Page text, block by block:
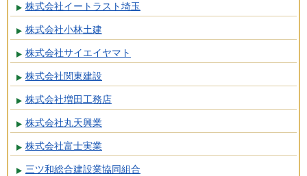
株式会社イートラスト埼玉
株式会社小林土建
株式会社サイエイヤマト
株式会社関東建設
株式会社増田工務店
株式会社丸天興業
株式会社富士実業
三ツ和総合建設業協同組合